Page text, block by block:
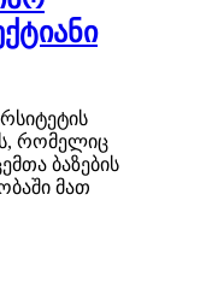
რომელიც
ბაზების
მათ